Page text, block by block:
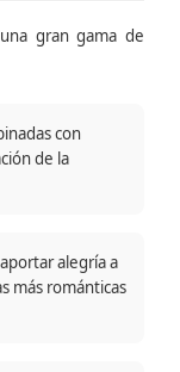
gran gama de
con
de la
alegría a
más románticas